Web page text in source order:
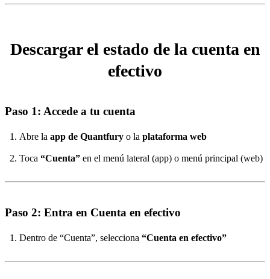
Descargar el estado de la cuenta en
efectivo
Paso 1: Accede a tu cuenta
Abre la app de Quantfury o la plataforma web
Toca “Cuenta” en el menú lateral (app) o menú principal (web)
Paso 2: Entra en Cuenta en efectivo
Dentro de “Cuenta”, selecciona “Cuenta en efectivo”